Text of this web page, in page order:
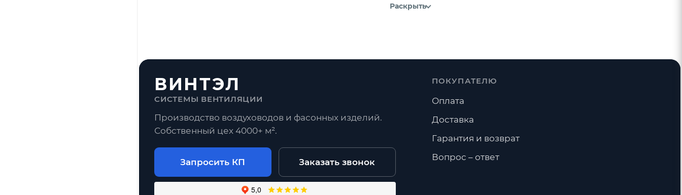
Раскрыть
ВИНТЭЛ
СИСТЕМЫ ВЕНТИЛЯЦИИ
Производство воздуховодов и фасонных изделий.
Собственный цех 4000+ м².
Запросить КП Заказать звонок
ПОКУПАТЕЛЮ
Оплата
Доставка
Гарантия и возврат
Вопрос – ответ